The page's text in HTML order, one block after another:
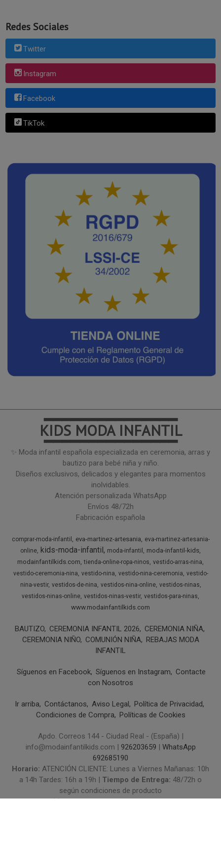
Redes Sociales
Twitter
Instagram
Facebook
TikTok
━━━━━━━━━━━━━━━
KIDS MODA INFANTIL
━━━━━━━━━━━━━━━
✨ Moda infantil española especializada en ceremonia, arras y
bautizo para bebé niña y niño.
Diseños exclusivos, delicados y elegantes para momentos
inolvidables.
Atención personalizada WhatsApp
Envíos 48/72h
Fabricación española
comprar-moda-infantil eva-martinez-artesania
eva-martinez-artesania-
online kids-moda-infantil moda-infantil
moda-infantil-kids
modainfantilkids.com tienda-online-ropa-ninos vestido-arras-nina
vestido-ceremonia-nina vestido-nina vestido-nina-ceremonia vestido-
nina-vestir vestidos-de-nina vestidos-nina-online vestidos-ninas
vestidos-ninas-online vestidos-ninas-vestir vestidos-para-ninas
www.modainfantilkids.com
BAUTIZO CEREMONIA INFANTIL 2026
CEREMONIA NIÑA
CEREMONIA NIÑO COMUNIÓN NIÑA REBAJAS MODA
INFANTIL
Síguenos en Facebook Síguenos en Instagram
Contacte
con Nosotros
Ir arriba Contáctanos Aviso Legal
Política de Privacidad
Condiciones de Compra
Políticas de Cookies
Apdo. Correos 144 - Ciudad Real - (España) |
info@modainfantilkids.com | 926203659 | WhatsApp
692685190
Horario: ATENCIÓN CLIENTE: Lunes a Viernes Mañanas: 10h
a 14h Tardes: 16h a 19h | Tiempo de Entrega: 48/72h o
según condiciones de producto
(*) Precios con Impuestos incluidos